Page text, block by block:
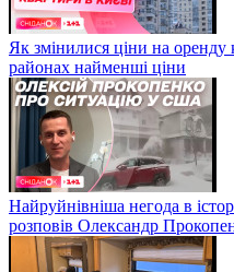
Як змінилися ціни на оренду
районах найменші ціни
Найруйнівніша негода в
розповів Олександр